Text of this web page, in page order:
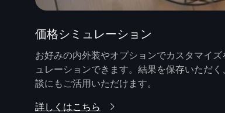
価格シミュレーション
お好みの内外装やオプションでカスタマイ
ュレーションできます。結果を保存いただ
談にもご活用いただけます。
詳しくはこちら